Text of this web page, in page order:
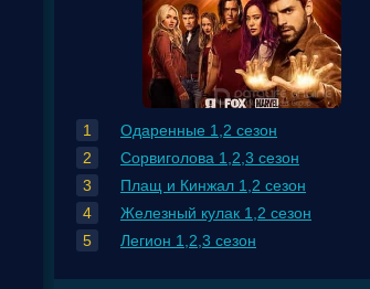
Одаренные 1,2 сезон
Сорвиголова 1,2,3 сезон
Плащ и Кинжал 1,2 сезон
Железный кулак 1,2 сезон
Легион 1,2,3 сезон